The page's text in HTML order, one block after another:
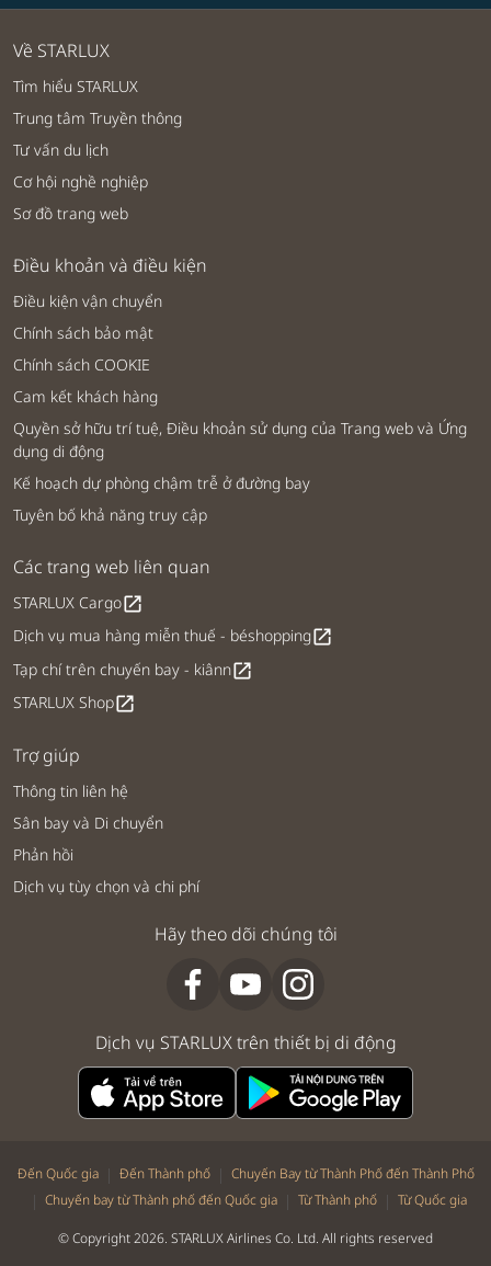
Về STARLUX
Tìm hiểu STARLUX
Trung tâm Truyền thông
Tư vấn du lịch
Cơ hội nghề nghiệp
Sơ đồ trang web
Điều khoản và điều kiện
Điều kiện vận chuyển
Chính sách bảo mật
Chính sách COOKIE
Cam kết khách hàng
Quyền sở hữu trí tuệ, Điều khoản sử dụng của Trang web và Ứng
dụng di động
Kế hoạch dự phòng chậm trễ ở đường bay
Tuyên bố khả năng truy cập
Các trang web liên quan
STARLUX Cargoopen_in_new
Dịch vụ mua hàng miễn thuế - béshoppingopen_in_new
Tạp chí trên chuyến bay - kiânnopen_in_new
STARLUX Shopopen_in_new
Trợ giúp
Thông tin liên hệ
Sân bay và Di chuyển
Phản hồi
Dịch vụ tùy chọn và chi phí
Hãy theo dõi chúng tôi
Dịch vụ STARLUX trên thiết bị di động
Đến Quốc gia | Đến Thành phố | Chuyến Bay từ Thành Phố đến Thành Phố
| Chuyến bay từ Thành phố đến Quốc gia | Từ Thành phố | Từ Quốc gia
© Copyright 2026. STARLUX Airlines Co. Ltd. All rights reserved